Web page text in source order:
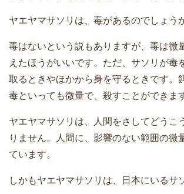
ヤエヤマサソリは、毒があるのでしょう
毒はないという説もありますが、毒は微
えたほうがいいです。ただ、サソリが毒
取るときやほかから身を守るときです。
毒といっても微量で、殺すことができま
ヤエヤマサソリは、人間をさしてどうこ
りません。人間に、影響のない範囲の微
ています。
しかもヤエヤマサソリは、日本にいるサ